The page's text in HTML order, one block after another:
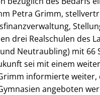
Petra Grimm,
drei Realschulen des
Neutraubling) mit 66
sei mit einem
informierte weiter,
angeboten